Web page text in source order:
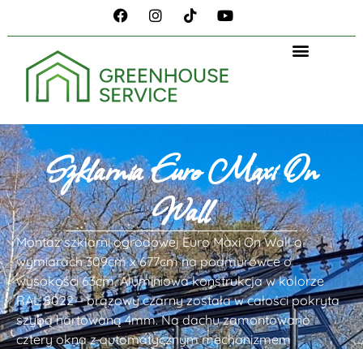
Szklarnia Euro Maxi On
Wall
Montaż szklarni ogrodowej Euro Maxi On Wall o
wymiarach 309cm x 677cm na podmurówce o
wysokości 63cm. Aluminiowa konstrukcja w kolorze
RAL 8022 – brązowy czarny została w całości pokryta
szybą hartowaną 4mm. Na dachu zamontowano
cztery okna z automatycznym mechanizmem